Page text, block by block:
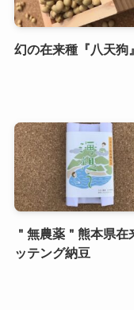
幻の在来種『八天狗
＂無農薬＂熊本県在
ッテング納豆